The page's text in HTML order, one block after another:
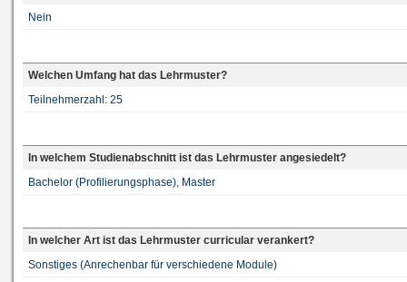
Nein
Welchen Umfang hat das Lehrmuster?
Teilnehmerzahl: 25
In welchem Studienabschnitt ist das Lehrmuster angesiedelt?
Bachelor (Profilierungsphase), Master
In welcher Art ist das Lehrmuster curricular verankert?
Sonstiges (Anrechenbar für verschiedene Module)